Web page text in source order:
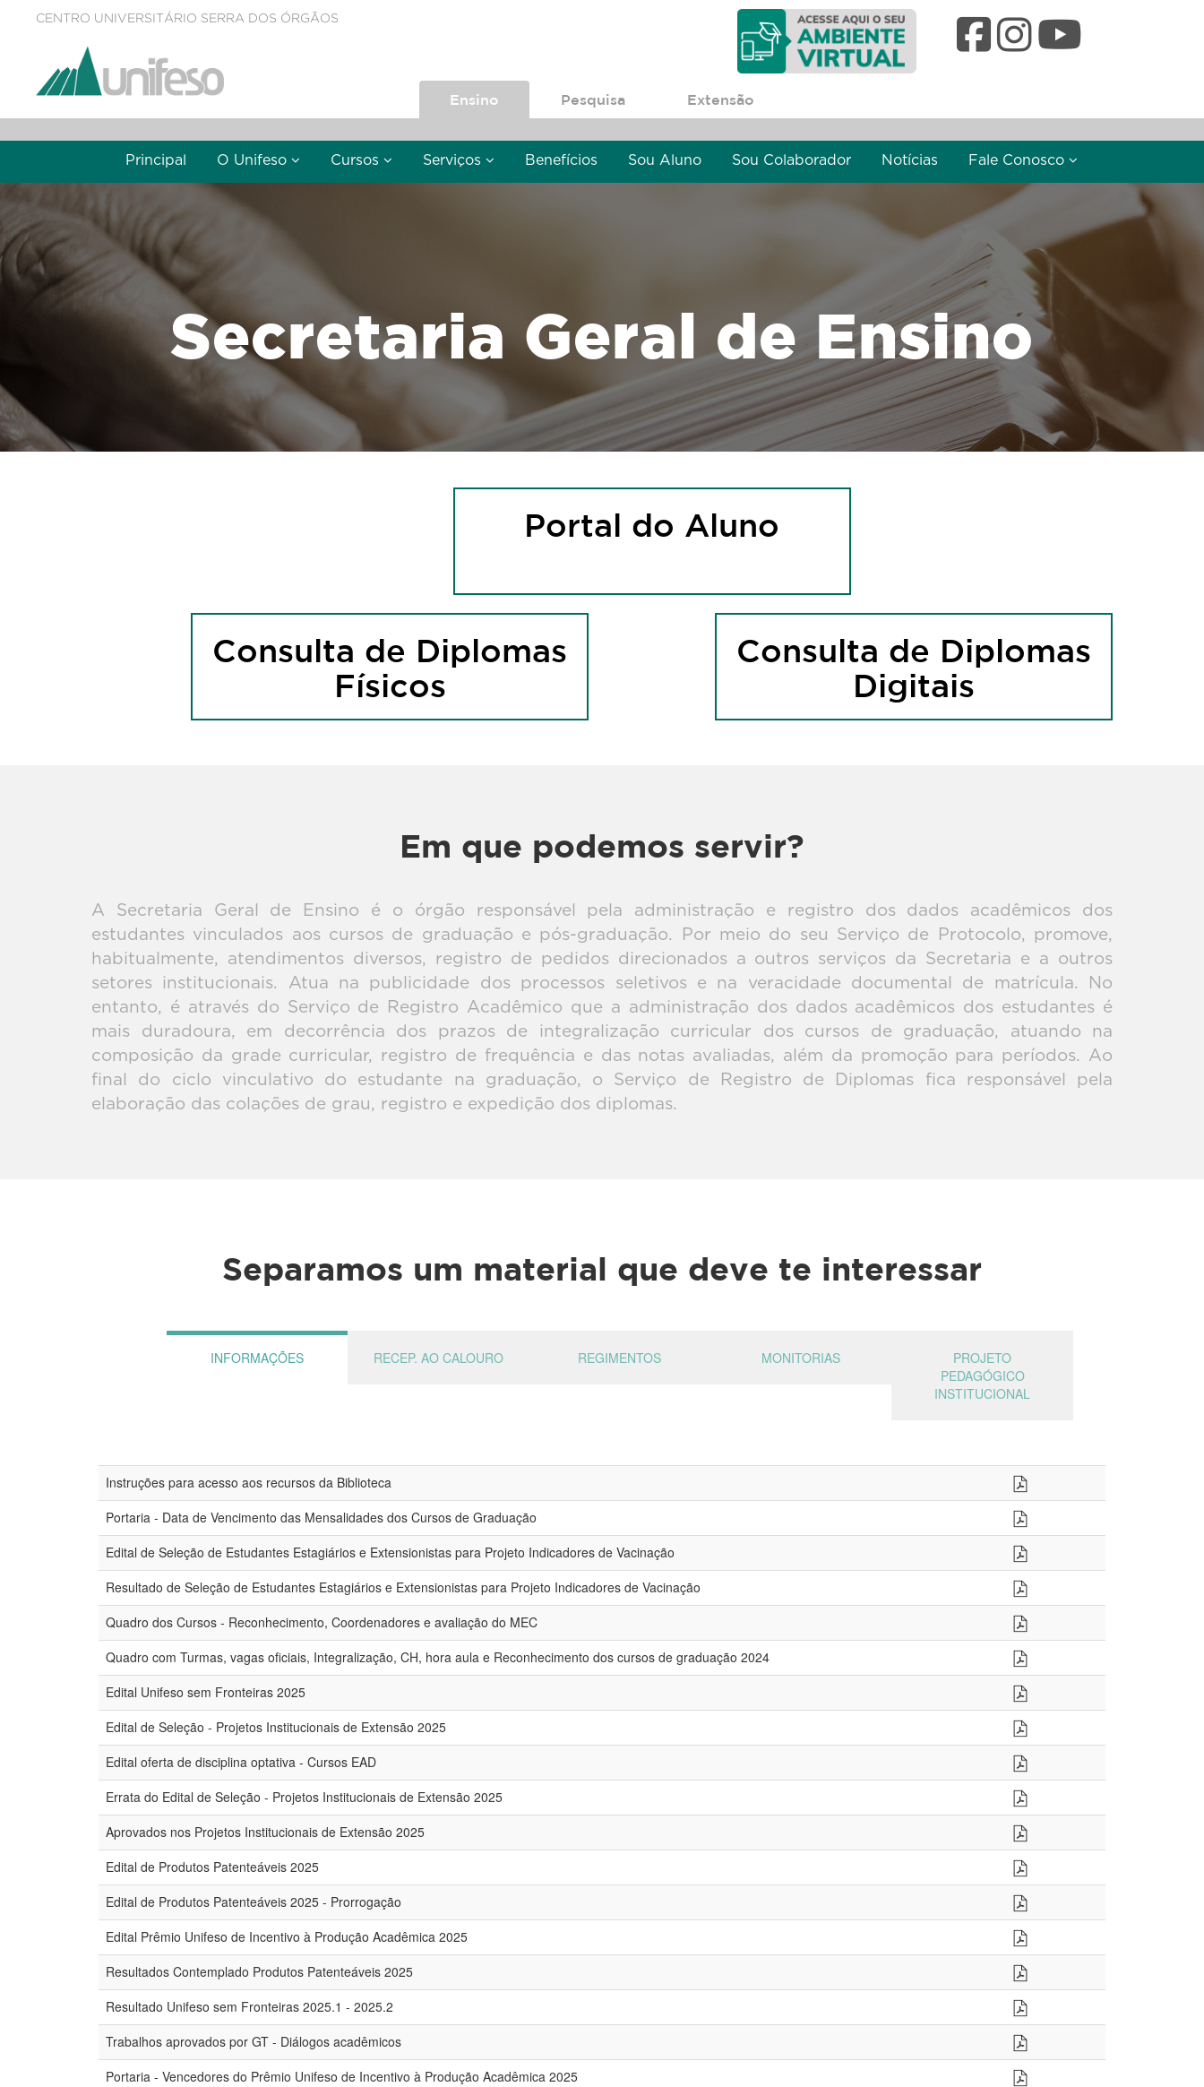
CENTRO UNIVERSITÁRIO SERRA DOS ÓRGÃOS
Ensino Pesquisa Extensão
Principal O Unifeso Cursos Serviços Benefícios Sou Aluno Sou Colaborador Notícias Fale Conosco
Secretaria Geral de Ensino
Portal do Aluno
Consulta de Diplomas
Físicos
Consulta de Diplomas
Digitais
Em que podemos servir?
A Secretaria Geral de Ensino é o órgão responsável pela administração e registro dos dados acadêmicos dos
estudantes vinculados aos cursos de graduação e pós-graduação. Por meio do seu Serviço de Protocolo, promove,
habitualmente, atendimentos diversos, registro de pedidos direcionados a outros serviços da Secretaria e a outros
setores institucionais. Atua na publicidade dos processos seletivos e na veracidade documental de matrícula. No
entanto, é através do Serviço de Registro Acadêmico que a administração dos dados acadêmicos dos estudantes é
mais duradoura, em decorrência dos prazos de integralização curricular dos cursos de graduação, atuando na
composição da grade curricular, registro de frequência e das notas avaliadas, além da promoção para períodos. Ao
final do ciclo vinculativo do estudante na graduação, o Serviço de Registro de Diplomas fica responsável pela
elaboração das colações de grau, registro e expedição dos diplomas.
Separamos um material que deve te interessar
INFORMAÇÕES RECEP. AO CALOURO REGIMENTOS MONITORIAS
PROJETO
PEDAGÓGICO
INSTITUCIONAL
Instruções para acesso aos recursos da Biblioteca
Portaria - Data de Vencimento das Mensalidades dos Cursos de Graduação
Edital de Seleção de Estudantes Estagiários e Extensionistas para Projeto Indicadores de Vacinação
Resultado de Seleção de Estudantes Estagiários e Extensionistas para Projeto Indicadores de Vacinação
Quadro dos Cursos - Reconhecimento, Coordenadores e avaliação do MEC
Quadro com Turmas, vagas oficiais, Integralização, CH, hora aula e Reconhecimento dos cursos de graduação 2024
Edital Unifeso sem Fronteiras 2025
Edital de Seleção - Projetos Institucionais de Extensão 2025
Edital oferta de disciplina optativa - Cursos EAD
Errata do Edital de Seleção - Projetos Institucionais de Extensão 2025
Aprovados nos Projetos Institucionais de Extensão 2025
Edital de Produtos Patenteáveis 2025
Edital de Produtos Patenteáveis 2025 - Prorrogação
Edital Prêmio Unifeso de Incentivo à Produção Acadêmica 2025
Resultados Contemplado Produtos Patenteáveis 2025
Resultado Unifeso sem Fronteiras 2025.1 - 2025.2
Trabalhos aprovados por GT - Diálogos acadêmicos
Portaria - Vencedores do Prêmio Unifeso de Incentivo à Produção Acadêmica 2025